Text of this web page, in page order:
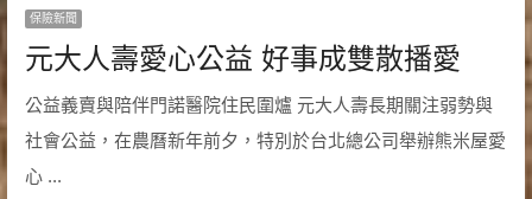
保險新聞
元大人壽愛心公益 好事成雙散播愛
公益義賣與陪伴門諾醫院住民圍爐 元大人壽長期關注弱勢與
社會公益，在農曆新年前夕，特別於台北總公司舉辦熊米屋愛
心 ...